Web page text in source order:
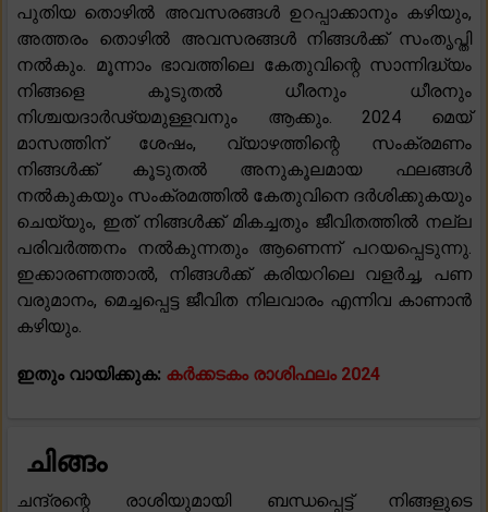
പുതിയ തൊഴിൽ അവസരങ്ങൾ ഉറപ്പാക്കാനും കഴിയും,
അത്തരം തൊഴിൽ അവസരങ്ങൾ നിങ്ങൾക്ക് സംതൃപ്തി
നൽകും. മൂന്നാം ഭാവത്തിലെ കേതുവിന്റെ സാന്നിദ്ധ്യം
നിങ്ങളെ കൂടുതൽ ധീരനും ധീരനും
നിശ്ചയദാർഢ്യമുള്ളവനും ആക്കും. 2024 മെയ്
മാസത്തിന് ശേഷം, വ്യാഴത്തിന്റെ സംക്രമണം
നിങ്ങൾക്ക് കൂടുതൽ അനുകൂലമായ ഫലങ്ങൾ
നൽകുകയും സംക്രമത്തിൽ കേതുവിനെ ദർശിക്കുകയും
ചെയ്യും, ഇത് നിങ്ങൾക്ക് മികച്ചതും ജീവിതത്തിൽ നല്ല
പരിവർത്തനം നൽകുന്നതും ആണെന്ന് പറയപ്പെടുന്നു.
ഇക്കാരണത്താൽ, നിങ്ങൾക്ക് കരിയറിലെ വളർച്ച, പണ
വരുമാനം, മെച്ചപ്പെട്ട ജീവിത നിലവാരം എന്നിവ കാണാൻ
കഴിയും.
ഇതും വായിക്കുക: കർക്കടകം രാശിഫലം 2024
ചിങ്ങം
ചന്ദ്രന്റെ രാശിയുമായി ബന്ധപ്പെട്ട് നിങ്ങളുടെ